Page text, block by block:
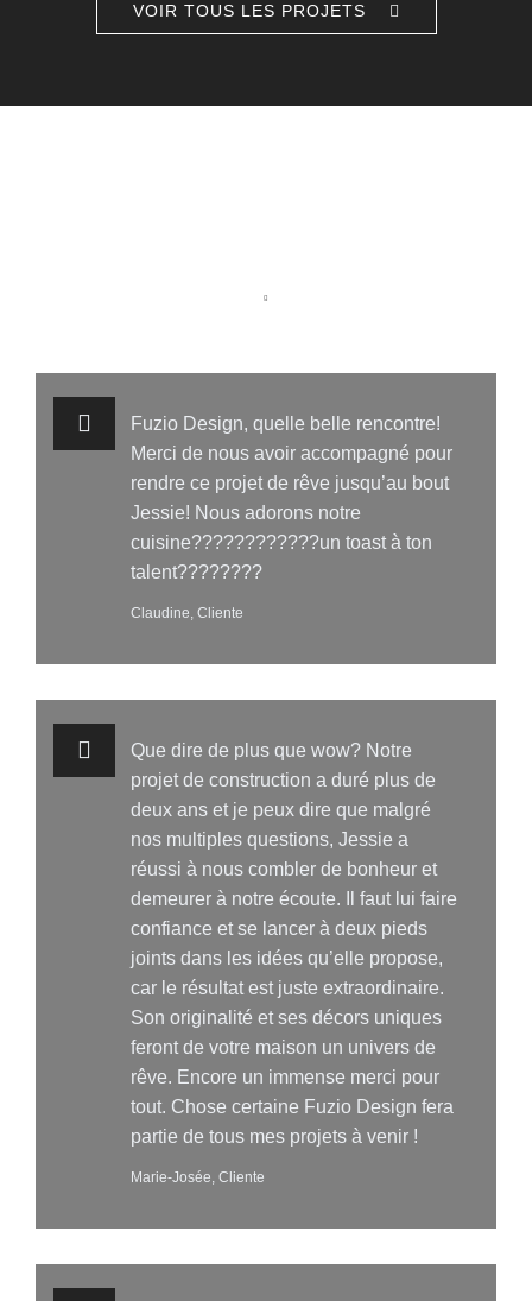
VOIR TOUS LES PROJETS
Fuzio Design, quelle belle rencontre!
Merci de nous avoir accompagné pour
rendre ce projet de rêve jusqu’au bout
Jessie! Nous adorons notre
cuisine????????????un toast à ton
talent????????
Claudine, Cliente
Que dire de plus que wow? Notre
projet de construction a duré plus de
deux ans et je peux dire que malgré
nos multiples questions, Jessie a
réussi à nous combler de bonheur et
demeurer à notre écoute. Il faut lui faire
confiance et se lancer à deux pieds
joints dans les idées qu’elle propose,
car le résultat est juste extraordinaire.
Son originalité et ses décors uniques
feront de votre maison un univers de
rêve. Encore un immense merci pour
tout. Chose certaine Fuzio Design fera
partie de tous mes projets à venir !
Marie-Josée, Cliente